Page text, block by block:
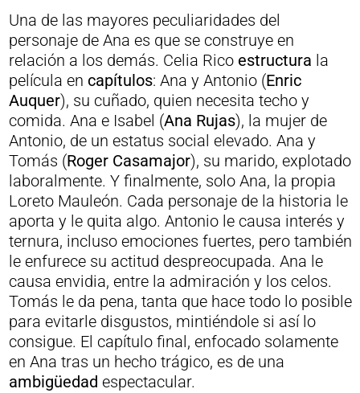
Una de las mayores peculiaridades del
personaje de Ana es que se construye en
relación a los demás. Celia Rico estructura la
película en capítulos: Ana y Antonio (Enric
Auquer), su cuñado, quien necesita techo y
comida. Ana e Isabel (Ana Rujas), la mujer de
Antonio, de un estatus social elevado. Ana y
Tomás (Roger Casamajor), su marido, explotado
laboralmente. Y finalmente, solo Ana, la propia
Loreto Mauleón. Cada personaje de la historia le
aporta y le quita algo. Antonio le causa interés y
ternura, incluso emociones fuertes, pero también
le enfurece su actitud despreocupada. Ana le
causa envidia, entre la admiración y los celos.
Tomás le da pena, tanta que hace todo lo posible
para evitarle disgustos, mintiéndole si así lo
consigue. El capítulo final, enfocado solamente
en Ana tras un hecho trágico, es de una
ambigüedad espectacular.